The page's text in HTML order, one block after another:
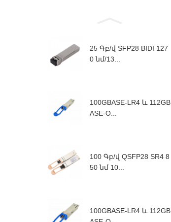
25 Գբ/վ SFP28 BIDI 127
0 նմ/13...
100GBASE-LR4 և 112GB
ASE-O...
100 Գբ/վ QSFP28 SR4 8
50 նմ 10...
100GBASE-LR4 և 112GB